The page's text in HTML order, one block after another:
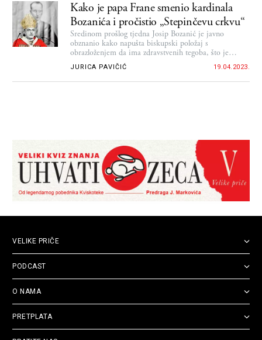
Kako je papa Frane smenio kardinala
Bozanića i pročistio „Stepinčevu crkvu“
Sredinom prošlog tjedna Josip Bozanić je javno
obznanio kako napušta biskupski položaj s
obrazloženjem da ima zdravstvenih tegoba, što je
navodno točno. No, i mediji i javnost i crkva znali su
da Bozanić nadbiskupski položaj napušta zato što je
pritjeran u kut i ponižen od strane Vatikana
JURICA PAVIČIĆ 19.04.2023.
VELIKE PRIČE
PODCAST
O NAMA
PRETPLATA